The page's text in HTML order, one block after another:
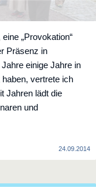
„Provokation“
Präsenz in
einige Jahre in
vertrete ich
Jahren lädt die
und
24.09.2014